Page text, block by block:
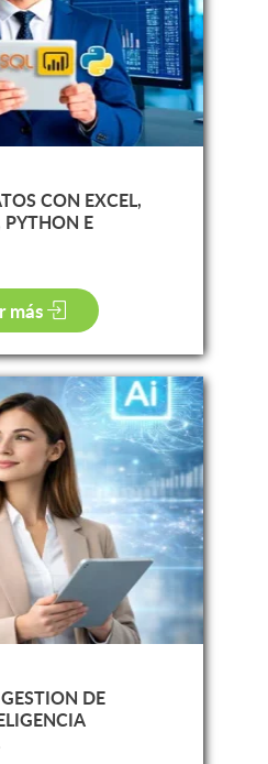
CON EXCEL,
PYTHON E
más
DE